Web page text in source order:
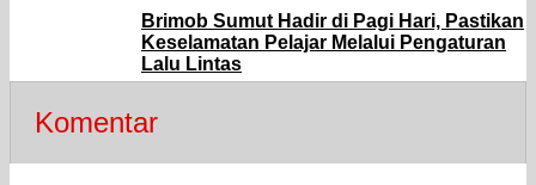
Brimob Sumut Hadir di Pagi Hari, Pastikan
Keselamatan Pelajar Melalui Pengaturan
Lalu Lintas
Komentar